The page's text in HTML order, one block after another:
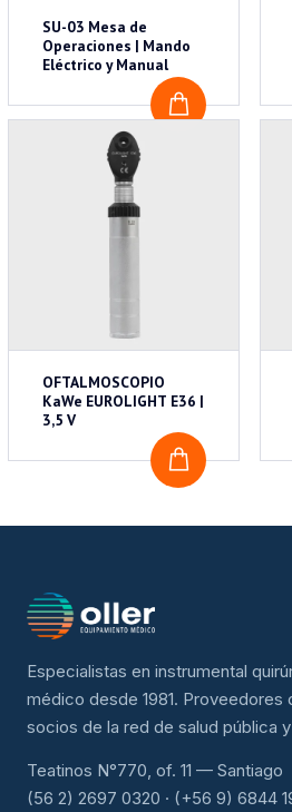
COTIZAR
SU-03 Mesa de
Operaciones | Mando
Eléctrico y Manual
COTIZAR
OFTALMOSCOPIO
KaWe EUROLIGHT E36 |
3,5 V
Especialistas en instrumental
médico desde 1981. Proveedores
socios de la red de salud pública
Teatinos N°770, of. 11 — Santiago
(56 2) 2697 0320 · (+56 9) 6844